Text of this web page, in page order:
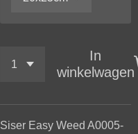
In
winkelwagen
Siser Easy Weed A0005-